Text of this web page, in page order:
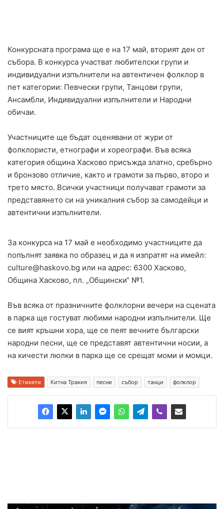
Конкурсната програма ще е на 17 май, вторият ден от
събора. В конкурса участват любителски групи и
индивидуални изпълнители на автентичен фолклор в
пет категории: Певчески групи, Танцови групи,
Ансамбли, Индивидуални изпълнители и Народни
обичаи.
Участниците ще бъдат оценявани от жури от
фолклористи, етнографи и хореографи. Във всяка
категория община Хасково присъжда златно, сребърно
и бронзово отличие, както и грамоти за първо, второ и
трето място. Всички участници получават грамоти за
представянето си на уникалния събор за самодейци и
автентични изпълнители.
За конкурса на 17 май е необходимо участниците да
попълнят заявка по образец и да я изпратят на имейл:
culture@haskovo.bg или на адрес: 6300 Хасково,
Община Хасково, пл. „Общински“ №1.
Във всяка от празничните фолклорни вечери на сцената
в парка ще гостуват любими народни изпълнители. Ще
се вият кръшни хора, ще се пеят вечните български
народни песни, ще се представят автентични носии, а
на кичести люлки в парка ще се срещат моми и момци.
Етикети Китна Тракия песни събор танци фолклор